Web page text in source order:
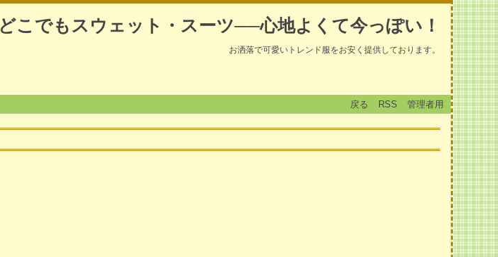
どこでもスウェット・スーツ──心地よくて今っぽい！
お洒落で可愛いトレンド服をお安く提供しております。
戻る RSS 管理者用